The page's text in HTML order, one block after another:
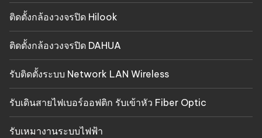
ติดตั้งกล้องวงจรปิด Hilook
ติดตั้งกล้องวงจรปิด DAHUA
รับติดตั้งระบบ Network LAN Wireless
รับเดินสายไฟเบอร์ออฟติก รับเข้าหัว Fiber Optic
รับเหมางานระบบไฟฟ้า